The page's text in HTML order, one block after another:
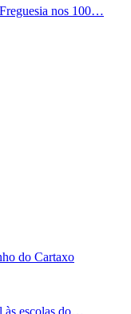
nos 100…
do Cartaxo
às escolas do…